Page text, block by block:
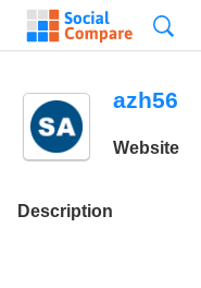
azh56
Website
Description